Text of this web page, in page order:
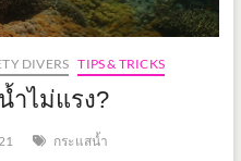
DIVERS TIPS & TRICKS
ำไม่แรง?
กระแสน้ำ